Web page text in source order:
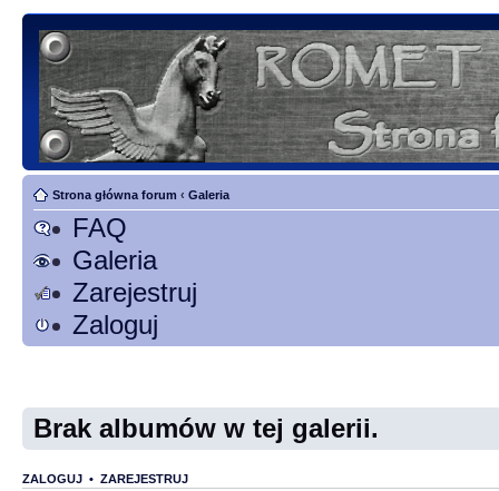
Strona główna forum ‹ Galeria
FAQ
Galeria
Zarejestruj
Zaloguj
Brak albumów w tej galerii.
ZALOGUJ • ZAREJESTRUJ